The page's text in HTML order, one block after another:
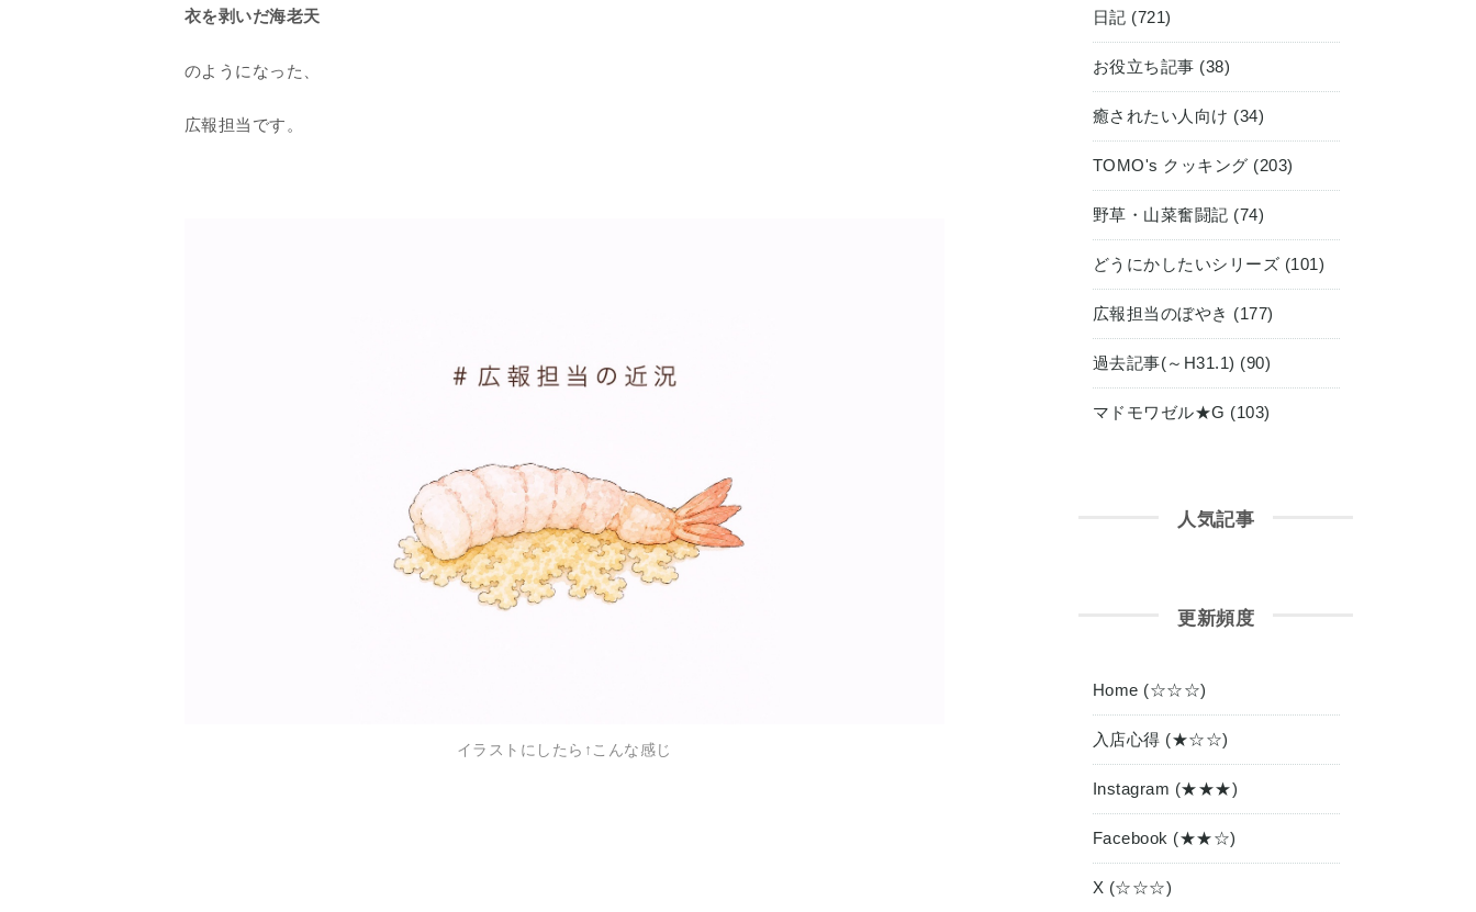
衣を剥いだ海老天
のようになった、
広報担当です。
イラストにしたら↑こんな感じ
日記 (721)
お役立ち記事 (38)
癒されたい人向け (34)
TOMO's クッキング (203)
野草・山菜奮闘記 (74)
どうにかしたいシリーズ (101)
広報担当のぼやき (177)
過去記事(～H31.1) (90)
マドモワゼル★G (103)
人気記事
更新頻度
Home (☆☆☆)
入店心得 (★☆☆)
Instagram (★★★)
Facebook (★★☆)
X (☆☆☆)